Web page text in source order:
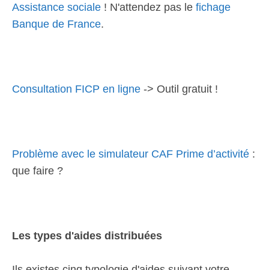
Assistance sociale ! N'attendez pas le fichage
Banque de France.
Consultation FICP en ligne -> Outil gratuit !
Problème avec le simulateur CAF Prime d’activité :
que faire ?
Les types d'aides distribuées